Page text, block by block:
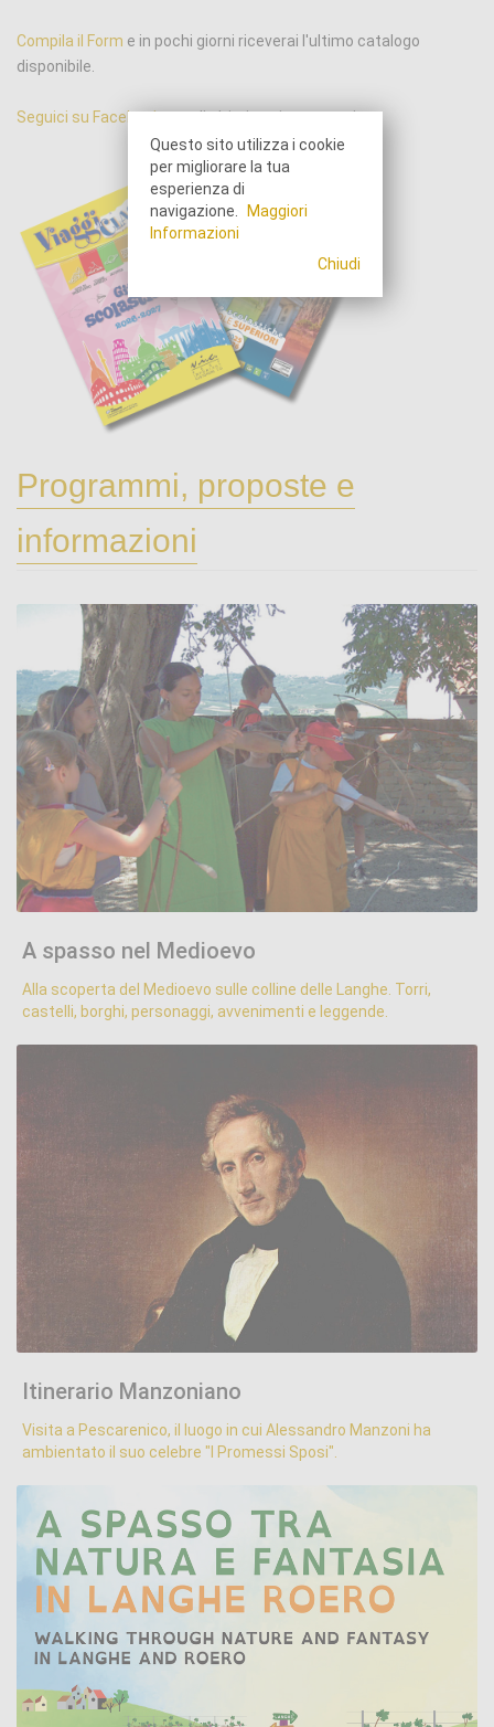
Compila il Form e in pochi giorni riceverai l'ultimo catalogo
disponibile.
Seguici su Facebookper gli ultimi aggiornamenti.
Programmi, proposte e
informazioni
A spasso nel Medioevo
Alla scoperta del Medioevo sulle colline delle Langhe. Torri,
castelli, borghi, personaggi, avvenimenti e leggende.
Itinerario Manzoniano
Visita a Pescarenico, il luogo in cui Alessandro Manzoni ha
ambientato il suo celebre "I Promessi Sposi".
Questo sito utilizza i cookie
per migliorare la tua
esperienza di
navigazione.
Maggiori
Informazioni
Chiudi